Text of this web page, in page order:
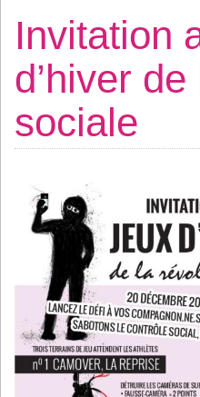
Invitation
d’hiver
sociale